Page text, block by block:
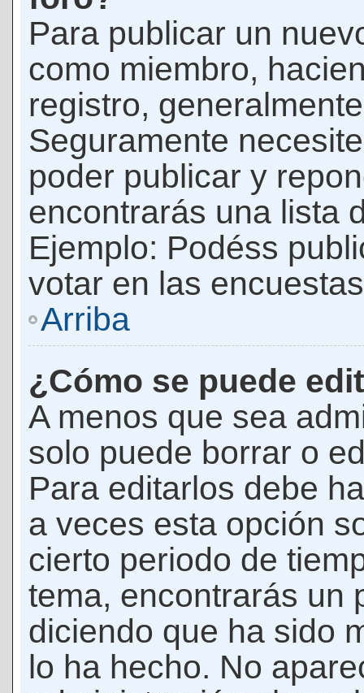
Para publicar un
como miembro,
registro,
Seguramente
poder publicar y
encontrarás una lista
Ejemplo: Podéss
votar en las
Arriba
¿Cómo se puede
A menos que sea
solo puede borrar o
Para editarlos debe
a veces esta opción
cierto periodo de
tema, encontrarás un
diciendo que ha sido
lo ha hecho. No